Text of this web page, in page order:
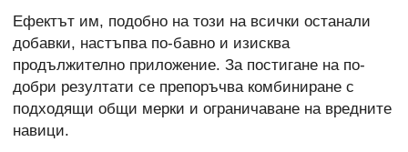
Ефектът им, подобно на този на всички останали
добавки, настъпва по-бавно и изисква
продължително приложение. За постигане на по-
добри резултати се препоръчва комбиниране с
подходящи общи мерки и ограничаване на вредните
навици.